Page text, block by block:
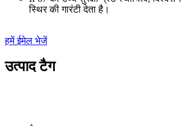
स्थिर की गारंटी देता है।
हमें ईमेल भेजें
उत्पाद टैग